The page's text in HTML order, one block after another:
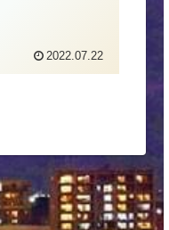
2022.07.22